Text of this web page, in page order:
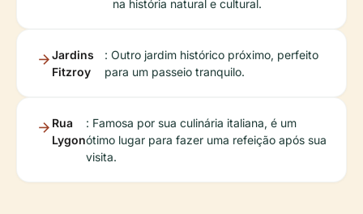
na história natural e cultural.
Jardins
Fitzroy
: Outro jardim histórico próximo, perfeito
para um passeio tranquilo.
Rua
Lygon
: Famosa por sua culinária italiana, é um
ótimo lugar para fazer uma refeição após sua
visita.